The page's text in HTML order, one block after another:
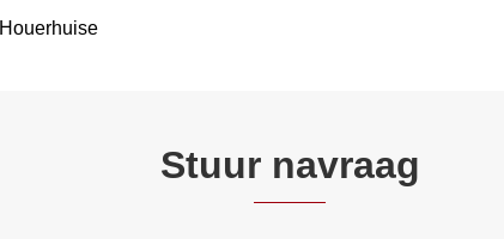
Houerhuise
Stuur navraag